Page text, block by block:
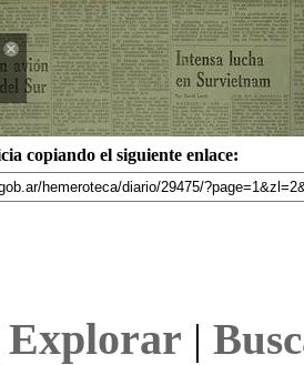
copiando el siguiente enlace:
Explorar |